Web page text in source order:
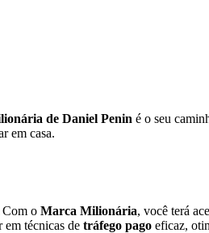
de Daniel Penin é o seu
em casa.
Com o Marca Milionária, você terá
em técnicas de tráfego pago eficaz,